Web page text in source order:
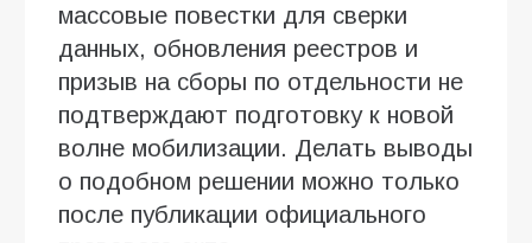
массовые повестки для сверки
данных, обновления реестров и
призыв на сборы по отдельности не
подтверждают подготовку к новой
волне мобилизации. Делать выводы
о подобном решении можно только
после публикации официального